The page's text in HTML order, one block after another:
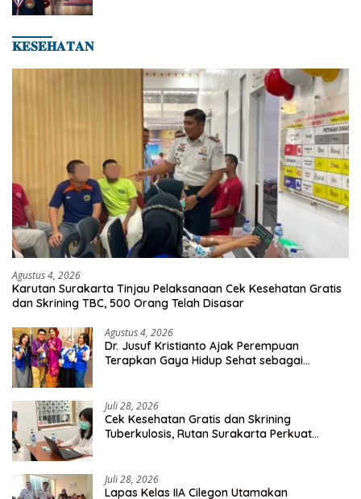
𝐊𝐄𝐒𝐄𝐇𝐀𝐓𝐀𝐍
Agustus 4, 2026
Karutan Surakarta Tinjau Pelaksanaan Cek Kesehatan Gratis
dan Skrining TBC, 500 Orang Telah Disasar
Agustus 4, 2026
Dr. Jusuf Kristianto Ajak Perempuan
Terapkan Gaya Hidup Sehat sebagai
Juli 28, 2026
Cek Kesehatan Gratis dan Skrining
Tuberkulosis, Rutan Surakarta Perkuat
Juli 28, 2026
Lapas Kelas IIA Cilegon Utamakan